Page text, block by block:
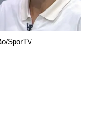
SporTV